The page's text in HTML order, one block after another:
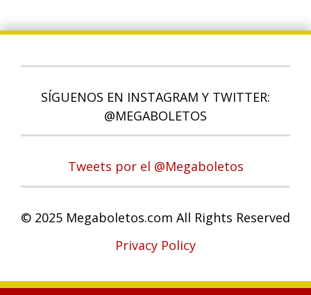
SÍGUENOS EN INSTAGRAM Y TWITTER:
@MEGABOLETOS
Tweets por el @Megaboletos
© 2025 Megaboletos.com All Rights Reserved
Privacy Policy